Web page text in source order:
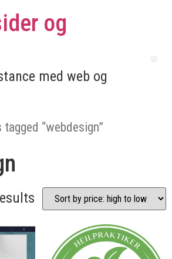
og
med web og
“webdesign”